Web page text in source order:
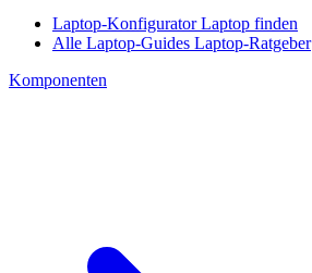
Laptop-KonfiguratorLaptop finden
Alle Laptop-Guides Laptop-Ratgeber
Komponenten